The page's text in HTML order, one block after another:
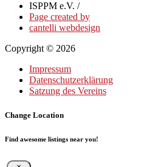
ISPPM e.V. /
Page created by
cantelli webdesign
Copyright © 2026
Impressum
Datenschutzerklärung
Satzung des Vereins
Change Location
Find awesome listings near you!